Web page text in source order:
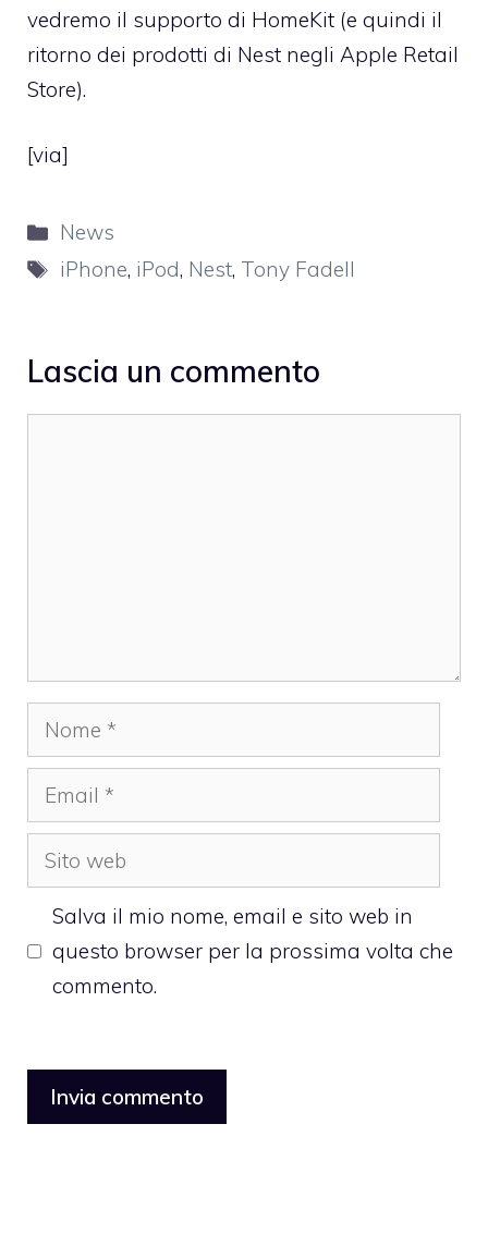
vedremo il supporto di HomeKit (e quindi il
ritorno dei prodotti di Nest negli Apple Retail
Store).
[via]
Categorie
News
Tag
iPhone, iPod, Nest, Tony Fadell
Lascia un commento
Nome
Email
Sito
web
Salva il mio nome, email e sito web in
questo browser per la prossima volta che
commento.